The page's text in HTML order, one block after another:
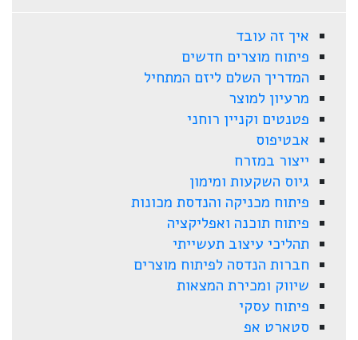
איך זה עובד
פיתוח מוצרים חדשים
המדריך השלם ליזם המתחיל
מרעיון למוצר
פטנטים וקניין רוחני
אבטיפוס
ייצור במזרח
גיוס השקעות ומימון
פיתוח מכניקה והנדסת מכונות
פיתוח תוכנה ואפליקציה
תהליכי עיצוב תעשייתי
חברות הנדסה לפיתוח מוצרים
שיווק ומכירת המצאות
פיתוח עסקי
סטארט אפ